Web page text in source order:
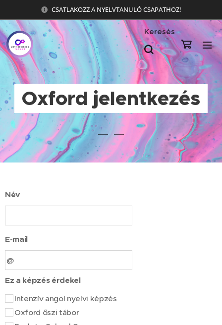
CSATLAKOZZ A NYELVTANULÓ CSAPATHOZ!
Keresés
Oxford jelentkezés
Név
E-mail
Ez a képzés érdekel
Intenzív angol nyelvi képzés
Oxford őszi tábor